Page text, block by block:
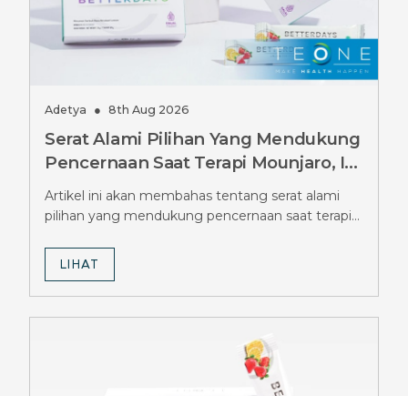
Adetya ● 8th Aug 2026
Serat Alami Pilihan Yang Mendukung
Pencernaan Saat Terapi Mounjaro, Ini
Pilihannya
Artikel ini akan membahas tentang serat alami
pilihan yang mendukung pencernaan saat terapi
LIHAT